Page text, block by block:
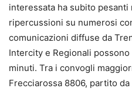
interessata ha subito pesanti
ripercussioni su numerosi
comunicazioni diffuse da
Intercity e Regionali
minuti. Tra i convogli
Frecciarossa 8806, partito